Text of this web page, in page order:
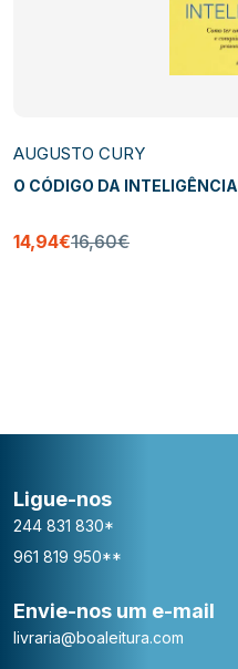
AUGUSTO CURY
O CÓDIGO DA INTELIGÊNCIA
14,94€16,60€
Ligue-nos
244 831 830*
961 819 950**
Envie-nos um e-mail
livraria@boaleitura.com